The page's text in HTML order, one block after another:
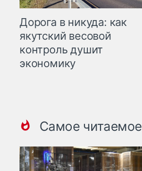
Дорога в никуда: как
якутский весовой
контроль душит
экономику
Самое читаемое